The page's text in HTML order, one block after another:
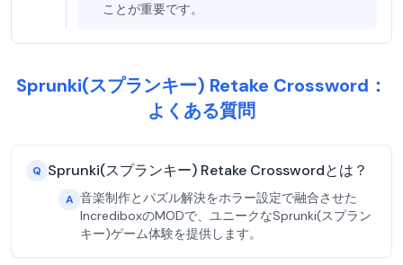
ことが重要です。
Sprunki(スプランキー) Retake Crossword：
よくある質問
Q Sprunki(スプランキー) Retake Crosswordとは？
A 音楽制作とパズル解決をホラー設定で融合させた
IncrediboxのMODで、ユニークなSprunki(スプラン
キー)ゲーム体験を提供します。